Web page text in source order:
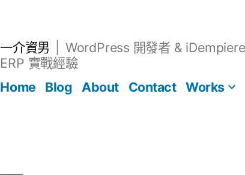
一介資男
WordPress 開發者 &
ERP 實戰經驗
Home
Blog About Contact Works